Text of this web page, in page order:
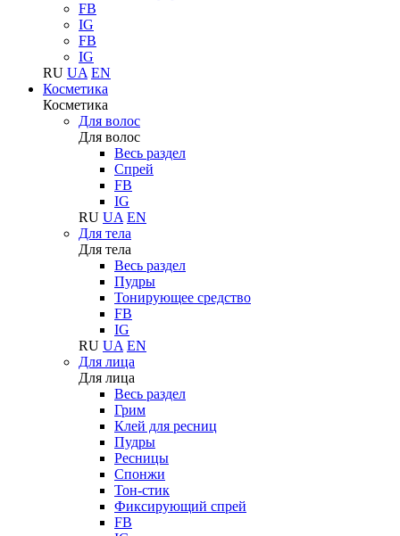
FB
IG
FB
IG
RU UA EN
Косметика
Косметика
Для волос
Для волос
Весь раздел
Спрей
FB
IG
RU UA EN
Для тела
Для тела
Весь раздел
Пудры
Тонирующее средство
FB
IG
RU UA EN
Для лица
Для лица
Весь раздел
Грим
Клей для ресниц
Пудры
Ресницы
Спонжи
Тон-стик
Фиксирующий спрей
FB